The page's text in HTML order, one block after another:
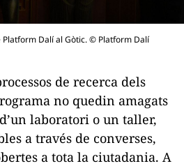
Dalí al Gòtic. © Platform Dalí
de recerca dels
no quedin amagats
laboratori o un taller,
a través de converses,
a tota la ciutadania. A